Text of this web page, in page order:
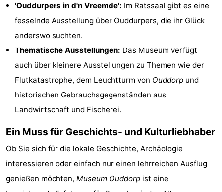
Haamstede
Frühstück)
Strand
&
-
Denkmäler
Aussichtspunkte
Attraktionen
-
'Ouddurpers in d'n Vreemde': Im Ratssaal gibt es eine
fesselnde Ausstellung über Ouddurpers, die ihr Glück
anderswo suchten.
Thematische Ausstellungen: Das Museum verfügt
auch über kleinere Ausstellungen zu Themen wie der
Flutkatastrophe, dem Leuchtturm von Ouddorp und
historischen Gebrauchsgegenständen aus
Landwirtschaft und Fischerei.
Ein Muss für Geschichts- und Kulturliebhaber
Ob Sie sich für die lokale Geschichte, Archäologie
interessieren oder einfach nur einen lehrreichen Ausflug
genießen möchten, Museum Ouddorp ist eine